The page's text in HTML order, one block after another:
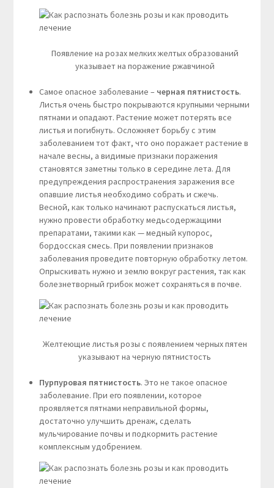
Появление на розах мелких желтых образований
указывает на поражение ржавчиной
Самое опасное заболевание – черная пятнистость.
Листья очень быстро покрываются крупными черными
пятнами и опадают. Растение может потерять все
листья и погибнуть. Осложняет борьбу с этим
заболеванием тот факт, что оно поражает растение в
начале весны, а видимые признаки поражения
становятся заметны только в середине лета. Для
предупреждения распространения заражения все
опавшие листья необходимо собрать и сжечь.
Весной, как только начинают распускаться листья,
нужно провести обработку медьсодержащими
препаратами, такими как — медный купорос,
бордосская смесь. При появлении признаков
заболевания проведите повторную обработку летом.
Опрыскивать нужно и землю вокруг растения, так как
болезнетворный грибок может сохраняться в почве.
Желтеющие листья розы с появлением черных пятен
указывают на черную пятнистость
Пурпуровая пятнистость. Это не такое опасное
заболевание. При его появлении, которое
проявляется пятнами неправильной формы,
достаточно улучшить дренаж, сделать
мульчирование почвы и подкормить растение
комплексным удобрением.